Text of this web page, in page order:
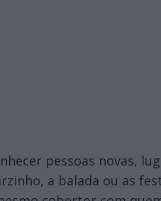
pessoas novas,
a balada ou as